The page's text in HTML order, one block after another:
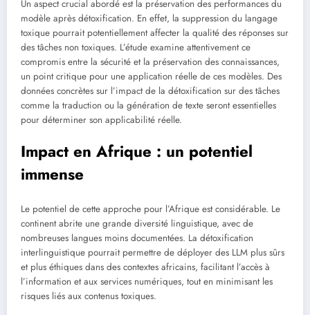
Un aspect crucial abordé est la préservation des performances du
modèle après détoxification. En effet, la suppression du langage
toxique pourrait potentiellement affecter la qualité des réponses sur
des tâches non toxiques. L’étude examine attentivement ce
compromis entre la sécurité et la préservation des connaissances,
un point critique pour une application réelle de ces modèles. Des
données concrètes sur l’impact de la détoxification sur des tâches
comme la traduction ou la génération de texte seront essentielles
pour déterminer son applicabilité réelle.
Impact en Afrique : un potentiel
immense
Le potentiel de cette approche pour l’Afrique est considérable. Le
continent abrite une grande diversité linguistique, avec de
nombreuses langues moins documentées. La détoxification
interlinguistique pourrait permettre de déployer des LLM plus sûrs
et plus éthiques dans des contextes africains, facilitant l’accès à
l’information et aux services numériques, tout en minimisant les
risques liés aux contenus toxiques.